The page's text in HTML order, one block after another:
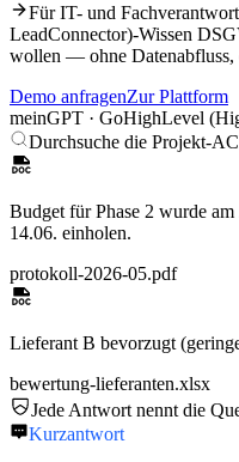
Für IT- und
LeadConnector)-Wissen
wollen — ohne Datenabfluss,
Demo anfragenZur Plattform
meinGPT · GoHighLevel
Durchsuche die Projekt-
Budget für Phase 2 wurde
14.06. einholen.
protokoll-2026-05.pdf
Lieferant B bevorzugt
bewertung-lieferanten.xlsx
Jede Antwort nennt die
Kurzantwort